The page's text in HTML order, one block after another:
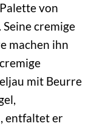
von
cremige
machen ihn
mit Beurre
entfaltet er